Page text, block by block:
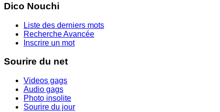
Dico Nouchi
Liste des derniers mots
Recherche Avancée
Inscrire un mot
Sourire du net
Videos gags
Audio gags
Photo insolite
Sourire du jour